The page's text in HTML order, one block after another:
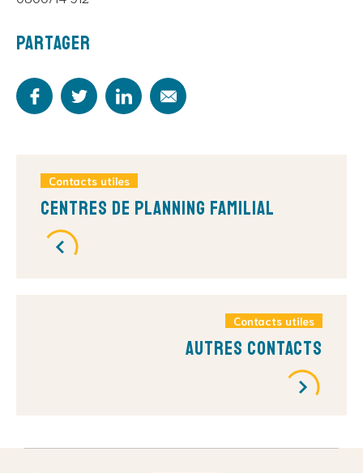
Partager
Contacts utiles
Centres de Planning Familial
Contacts utiles
Autres contacts